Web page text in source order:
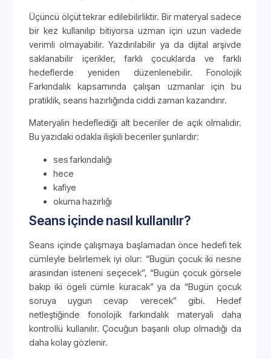
Üçüncü ölçüt tekrar edilebilirliktir. Bir materyal sadece
bir kez kullanılıp bitiyorsa uzman için uzun vadede
verimli olmayabilir. Yazdırılabilir ya da dijital arşivde
saklanabilir içerikler, farklı çocuklarda ve farklı
hedeflerde yeniden düzenlenebilir. Fonolojik
Farkındalık kapsamında çalışan uzmanlar için bu
pratiklik, seans hazırlığında ciddi zaman kazandırır.
Materyalin hedeflediği alt beceriler de açık olmalıdır.
Bu yazıdaki odakla ilişkili beceriler şunlardır:
ses farkındalığı
hece
kafiye
okuma hazırlığı
Seans içinde nasıl kullanılır?
Seans içinde çalışmaya başlamadan önce hedefi tek
cümleyle belirlemek iyi olur: “Bugün çocuk iki nesne
arasından isteneni seçecek”, “Bugün çocuk görsele
bakıp iki ögeli cümle kuracak” ya da “Bugün çocuk
soruya uygun cevap verecek” gibi. Hedef
netleştiğinde fonolojik farkındalık materyali daha
kontrollü kullanılır. Çocuğun başarılı olup olmadığı da
daha kolay gözlenir.